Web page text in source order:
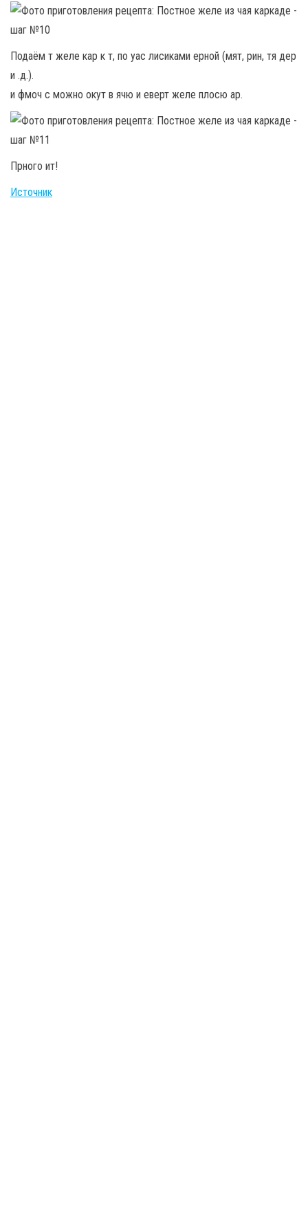
Подаём т желе кар к т, по уас лисиками ерной (мят, рин, тя дер
и .д.).
и фмоч с можно окут в ячю и еверт желе плосю ар.
Прного ит!
Источник